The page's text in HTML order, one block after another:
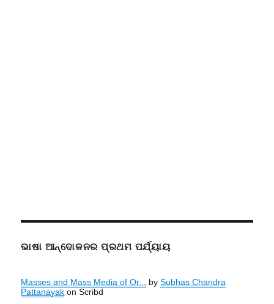
ଭାଷା ଆନ୍ଦୋଳନର ପ୍ରଥମ ପର୍ଯ୍ୟାୟ
Masses and Mass Media of Or... bySubhas Chandra
Pattanayak on Scribd